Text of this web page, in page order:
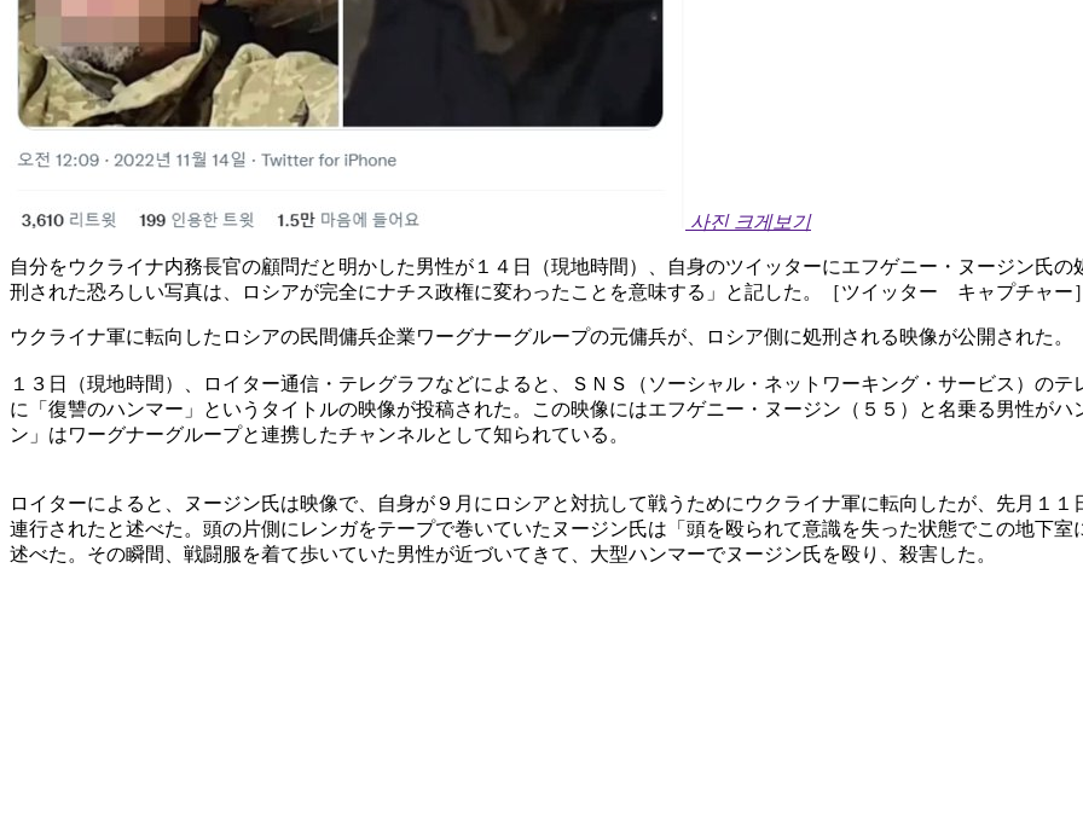
사진 크게보기
自分をウクライナ内務長官の顧問だと明かした男性が１４日（現地時間）、自身のツイッターにエフゲニー・ヌージン氏
刑された恐ろしい写真は、ロシアが完全にナチス政権に変わったことを意味する」と記した。［ツイッター キャプチャー］
ウクライナ軍に転向したロシアの民間傭兵企業ワーグナーグループの元傭兵が、ロシア側に処刑される映像が公開された。
１３日（現地時間）、ロイター通信・テレグラフなどによると、ＳＮＳ（ソーシャル・ネットワーキング・サービス）の
に「復讐のハンマー」というタイトルの映像が投稿された。この映像にはエフゲニー・ヌージン（５５）と名乗る男性が
ン」はワーグナーグループと連携したチャンネルとして知られている。
ロイターによると、ヌージン氏は映像で、自身が９月にロシアと対抗して戦うためにウクライナ軍に転向したが、先月１
連行されたと述べた。頭の片側にレンガをテープで巻いていたヌージン氏は「頭を殴られて意識を失った状態でこの地下
述べた。その瞬間、戦闘服を着て歩いていた男性が近づいてきて、大型ハンマーでヌージン氏を殴り、殺害した。